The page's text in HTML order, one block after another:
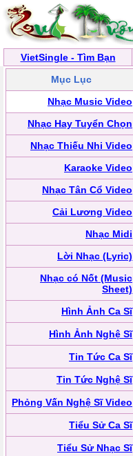
VietSingle - Tìm Bạn
Mục Lục
Nhạc Music Video
Nhạc Hay Tuyển Chọn
Nhạc Thiếu Nhi Video
Karaoke Video
Nhạc Tân Cổ Video
Cải Lương Video
Nhạc Midi
Lời Nhạc (Lyric)
Nhạc có Nốt (Music
Sheet)
Hình Ảnh Ca Sĩ
Hình Ảnh Nghệ Sĩ
Tin Tức Ca Sĩ
Tin Tức Nghệ Sĩ
Phỏng Vấn Nghệ Sĩ Video
Tiểu Sử Ca Sĩ
Tiểu Sử Nhạc Sĩ